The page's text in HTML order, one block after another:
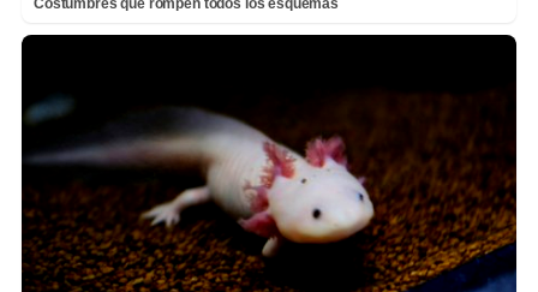
Costumbres que rompen todos los esquemas